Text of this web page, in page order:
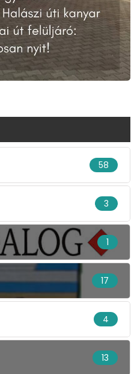
58
3
1
17
4
13